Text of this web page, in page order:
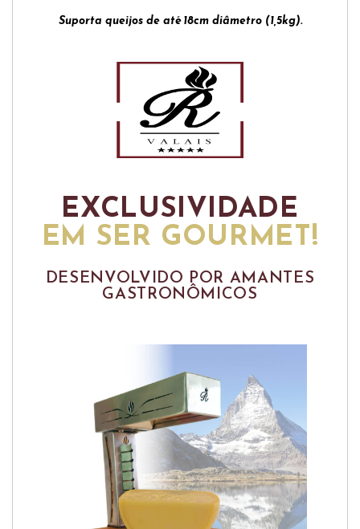
Suporta queijos de até 18cm diâmetro (1,5kg).
EXCLUSIVIDADE
EM SER GOURMET!
DESENVOLVIDO POR AMANTES
GASTRONÔMICOS